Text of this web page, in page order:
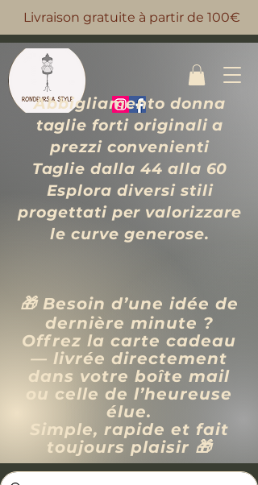
Livraison gratuite à partir de 100€
Abbigliamento donna
taglie forti originali a
prezzi convenienti
Taglie dalla 44 alla 60
Esplora diversi stili
progettati per valorizzare
le curve generose.
🎁 Besoin d’une idée de
dernière minute ?
Offrez la carte cadeau
— livrée directement
dans votre boîte mail
ou celle de l’heureuse
élue.
Simple, rapide et fait
toujours plaisir 🎁